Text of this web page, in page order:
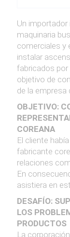
Un importador
maquinaria
comerciales y
instalar
fabricados por
objetivo de
de la empresa
OBJETIVO:
COREANA
El cliente
fabricante
relaciones
En
asistiera en
DESAFÍO:
LOS
PRODUCTOS
La